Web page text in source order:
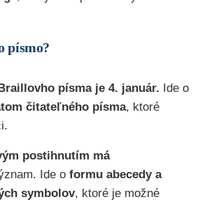
písmo?
písma je 4. január. Ide o
čitateľného písma, ktoré
postihnutím má
Ide o formu abecedy a
symbolov, ktoré je možné